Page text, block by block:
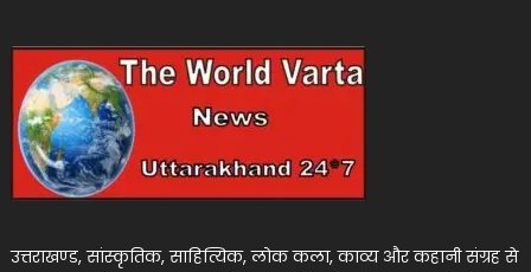
उत्तराखण्ड, सांस्कृतिक, साहित्यिक, लोक कला, काव्य और कहानी संग्रह से